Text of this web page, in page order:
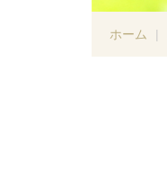
ホーム